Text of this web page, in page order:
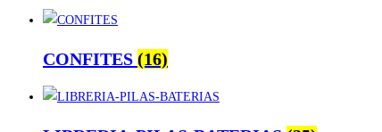
CONFITES (16)